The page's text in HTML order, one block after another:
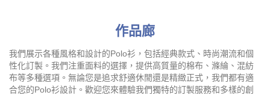
作品廊
我們展示各種風格和設計的Polo衫，包括經典款式、時尚潮流和個
性化訂製。我們注重面料的選擇，提供高質量的棉布、滌綸、混紡
布等多種選項。無論您是追求舒適休閒還是精緻正式，我們都有適
合您的Polo衫設計。歡迎您來體驗我們獨特的訂製服務和多樣的創